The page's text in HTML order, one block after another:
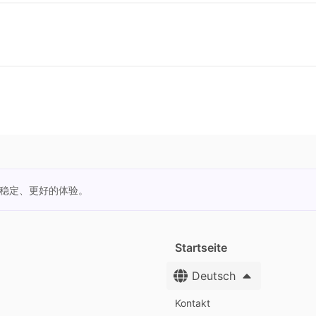
定、更好的体验。
Startseite
Deutsch
Kontakt